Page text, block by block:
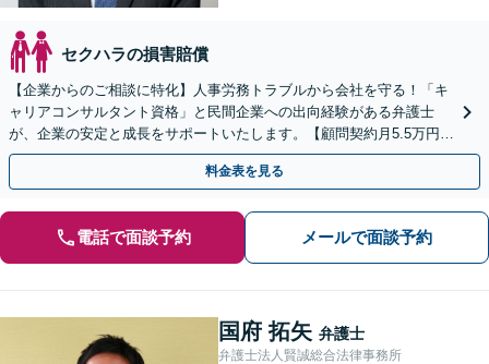
セクハラの損害賠償
【企業からのご相談に特化】人事労務トラブルから会社を守る！「キ
ャリアコンサルタント資格」と民間企業への出向経験がある弁護士
が、企業の安定と成長をサポートいたします。【顧問契約月5.5万円
（税込）〜】【WEB面談対応】
料金表を見る
電話で面談予約 メールで面談予約
国府 拓矢 弁護士
弁護士法人賢誠総合法律事務所